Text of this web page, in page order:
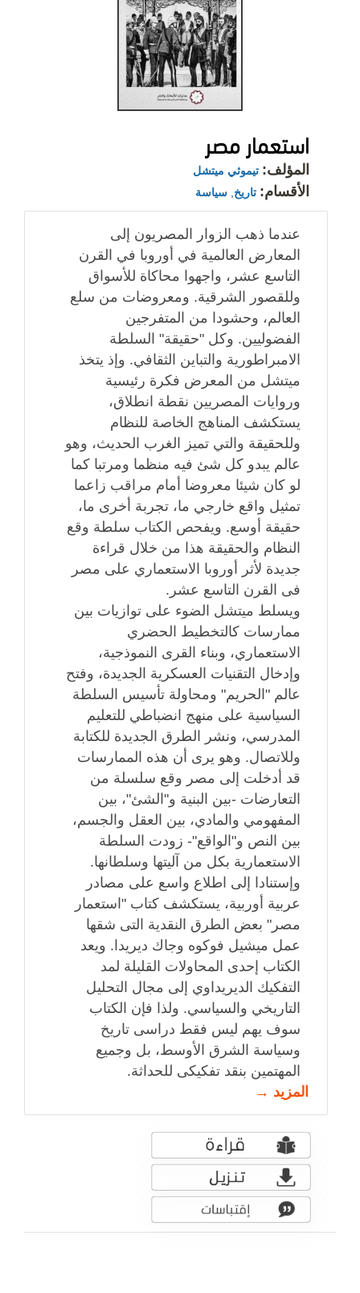
استعمار مصر
المؤلف: تيموثي ميتشل
الأقسام: تاريخ, سياسة
عندما ذهب الزوار المصريون إلى
المعارض العالمية في أوروبا في القرن
التاسع عشر، واجهوا محاكاة للأسواق
وللقصور الشرقية. ومعروضات من سلع
العالم، وحشودا من المتفرجين
الفضوليين. وكل "حقيقة" السلطة
الامبراطورية والتباين الثقافي. وإذ يتخذ
ميتشل من المعرض فكرة رئيسية
وروايات المصريين نقطة انطلاق،
يستكشف المناهج الخاصة للنظام
وللحقيقة والتي تميز الغرب الحديث، وهو
عالم يبدو كل شئ فيه منظما ومرتبا كما
لو كان شيئا معروضا أمام مراقب زاعما
تمثيل واقع خارجي ما، تجربة أخرى ما،
حقيقة أوسع. ويفحص الكتاب سلطة وقع
النظام والحقيقة هذا من خلال قراءة
جديدة لأثر أوروبا الاستعماري على مصر
فى القرن التاسع عشر.
ويسلط ميتشل الضوء على توازيات بين
ممارسات كالتخطيط الحضري
الاستعماري، وبناء القرى النموذجية،
وإدخال التقنيات العسكرية الجديدة، وفتح
عالم "الحريم" ومحاولة تأسيس السلطة
السياسية على منهج انضباطي للتعليم
المدرسي، ونشر الطرق الجديدة للكتابة
وللاتصال. وهو يرى أن هذه الممارسات
قد أدخلت إلى مصر وقع سلسلة من
التعارضات -بين البنية و"الشئ"، بين
المفهومي والمادي، بين العقل والجسم،
بين النص و"الواقع"- زودت السلطة
الاستعمارية بكل من آليتها وسلطانها.
وإستنادا إلى اطلاع واسع على مصادر
عربية أوربية، يستكشف كتاب "استعمار
مصر" بعض الطرق النقدية التى شقها
عمل ميشيل فوكوه وجاك ديريدا. ويعد
الكتاب إحدى المحاولات القليلة لمد
التفكيك الديريداوي إلى مجال التحليل
التاريخي والسياسي. ولذا فإن الكتاب
سوف يهم ليس فقط دراسى تاريخ
وسياسة الشرق الأوسط، بل وجميع
المهتمين بنقد تفكيكى للحداثة.
المزيد →